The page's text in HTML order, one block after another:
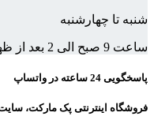
شنبه تا چهارشنبه
ساعت 9 صبح الی 2 بعد از ظهر
پاسخگویی 24 ساعته در واتساپ
فروشگاه اینترنتی پک مارکت،